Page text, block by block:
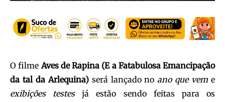
O filmeAves de Rapina (E a Fatabulosa Emancipação
da tal da Arlequina)será lançado no ano que vem e
exibições testesjá estão sendo feitas para os